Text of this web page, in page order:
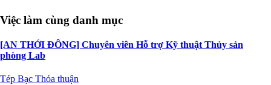
Việc làm cùng danh mục
[AN THỚI ĐÔNG] Chuyên viên Hỗ trợ Kỹ thuật Thủy sản
phòng Lab
Tép Bạc Thỏa thuận